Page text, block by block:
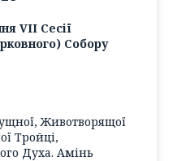
VІІ Сесії
Собору
Животворящої
Тройці,
Духа. Амінь